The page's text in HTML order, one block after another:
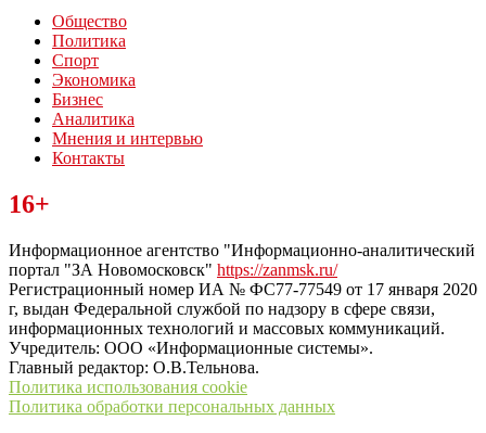
Общество
Политика
Спорт
Экономика
Бизнес
Аналитика
Мнения и интервью
Контакты
Читайте последние новости дня в Тульской области на сайте
“ЗаНовомосковск”
16+
Информационное агентство "Информационно-аналитический
портал "ЗА Новомосковск" https://zanmsk.ru/
Регистрационный номер ИА № ФС77-77549 от 17 января 2020
г, выдан Федеральной службой по надзору в сфере связи,
информационных технологий и массовых коммуникаций.
Учредитель: ООО «Информационные системы».
Главный редактор: О.В.Тельнова.
Политика использования cookie
Политика обработки персональных данных